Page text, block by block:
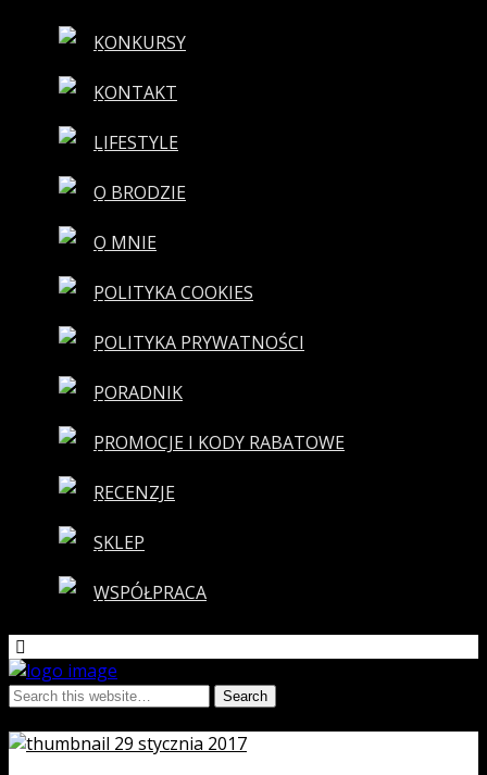
KONKURSY
KONTAKT
LIFESTYLE
O BRODZIE
O MNIE
POLITYKA COOKIES
POLITYKA PRYWATNOŚCI
PORADNIK
PROMOCJE I KODY RABATOWE
RECENZJE
SKLEP
WSPÓŁPRACA
29 stycznia 2017